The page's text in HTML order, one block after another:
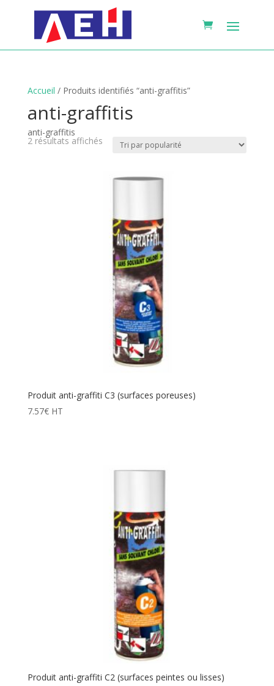
Accueil / Produits identifiés “anti-graffitis”
anti-graffitis
anti-graffitis
2 résultats affichésTrié
Produit anti-graffiti C3 (surfaces poreuses)
7.57€ HT
Produit anti-graffiti C2 (surfaces peintes ou lisses)